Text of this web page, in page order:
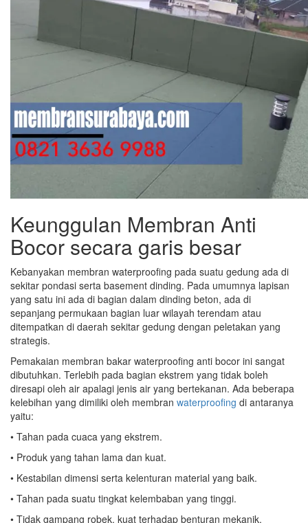
Keunggulan Membran Anti
Bocor secara garis besar
Kebanyakan membran waterproofing pada suatu gedung ada di
sekitar pondasi serta basement dinding. Pada umumnya lapisan
yang satu ini ada di bagian dalam dinding beton, ada di
sepanjang permukaan bagian luar wilayah terendam atau
ditempatkan di daerah sekitar gedung dengan peletakan yang
strategis.
Pemakaian membran bakar waterproofing anti bocor ini sangat
dibutuhkan. Terlebih pada bagian ekstrem yang tidak boleh
diresapi oleh air apalagi jenis air yang bertekanan. Ada beberapa
kelebihan yang dimiliki oleh membran waterproofing di antaranya
yaitu:
• Tahan pada cuaca yang ekstrem.
• Produk yang tahan lama dan kuat.
• Kestabilan dimensi serta kelenturan material yang baik.
• Tahan pada suatu tingkat kelembaban yang tinggi.
• Tidak gampang robek, kuat terhadap benturan mekanik,